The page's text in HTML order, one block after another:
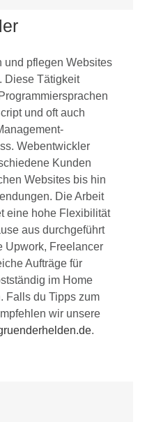
und pflegen Websites
Diese Tätigkeit
und oft auch
Webentwickler
Kunden
Websites bis hin
Die Arbeit
eine hohe Flexibilität
aus durchgeführt
Upwork, Freelancer
Aufträge für
im Home
Falls du Tipps zum
wir unsere
.